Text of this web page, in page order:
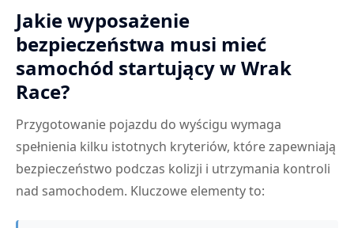
Jakie wyposażenie
bezpieczeństwa musi mieć
samochód startujący w Wrak
Race?
Przygotowanie pojazdu do wyścigu wymaga
spełnienia kilku istotnych kryteriów, które zapewniają
bezpieczeństwo podczas kolizji i utrzymania kontroli
nad samochodem. Kluczowe elementy to: